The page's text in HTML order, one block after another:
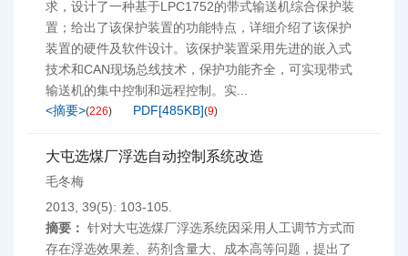
求，设计了一种基于LPC1752的带式输送机综合保护装
置；给出了该保护装置的功能特点，详细介绍了该保护
装置的硬件及软件设计。该保护装置采用先进的嵌入式
技术和CAN现场总线技术，保护功能齐全，可实现带式
输送机的集中控制和远程控制。实...
<摘要>(226) PDF[485KB](9)
大屯选煤厂浮选自动控制系统改造
毛冬梅
2013, 39(5): 103-105.
摘要： 针对大屯选煤厂浮选系统因采用人工调节方式而
存在浮选效果差、药剂含量大、成本高等问题，提出了